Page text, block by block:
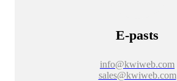
E-pasts
info@kwiweb.com
sales@kwiweb.com